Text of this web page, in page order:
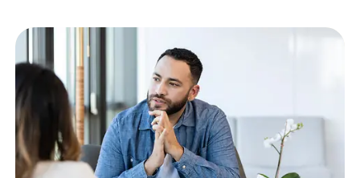
Stiftung Gesundheitswissen (Abruf vom
20.05.2025): Agoraphobie & Panikstörung